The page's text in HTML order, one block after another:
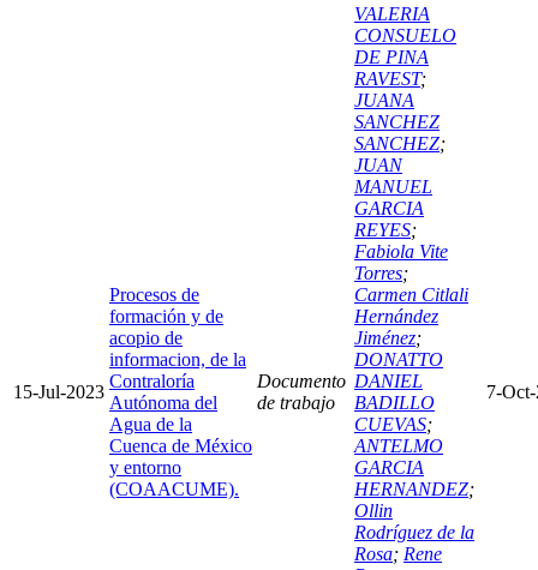
15-Jul-2023
Procesos de
formación y de
acopio de
informacion, de la
Contraloría
Autónoma del
Agua de la
Cuenca de México
y entorno
(COAACUME).
Documento
de trabajo
VALERIA
CONSUELO
DE PINA
RAVEST;
JUANA
SANCHEZ
SANCHEZ;
JUAN
MANUEL
GARCIA
REYES;
Fabiola Vite
Torres;
Carmen Citlali
Hernández
Jiménez;
DONATTO
DANIEL
BADILLO
CUEVAS;
ANTELMO
GARCIA
HERNANDEZ;
Ollin
Rodríguez de la
Rosa; Rene
7-